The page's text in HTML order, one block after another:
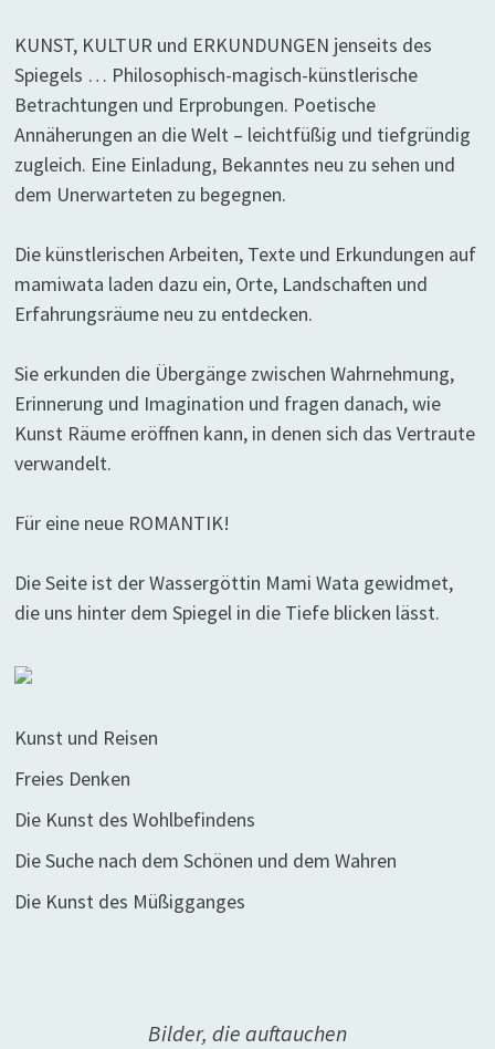
KUNST, KULTUR und ERKUNDUNGEN jenseits des
Spiegels … Philosophisch-magisch-künstlerische
Betrachtungen und Erprobungen. Poetische
Annäherungen an die Welt – leichtfüßig und tiefgründig
zugleich. Eine Einladung, Bekanntes neu zu sehen und
dem Unerwarteten zu begegnen.
Die künstlerischen Arbeiten, Texte und Erkundungen auf
mamiwata laden dazu ein, Orte, Landschaften und
Erfahrungsräume neu zu entdecken.
Sie erkunden die Übergänge zwischen Wahrnehmung,
Erinnerung und Imagination und fragen danach, wie
Kunst Räume eröffnen kann, in denen sich das Vertraute
verwandelt.
Für eine neue ROMANTIK!
Die Seite ist der Wassergöttin Mami Wata gewidmet,
die uns hinter dem Spiegel in die Tiefe blicken lässt.
Kunst und Reisen
Freies Denken
Die Kunst des Wohlbefindens
Die Suche nach dem Schönen und dem Wahren
Die Kunst des Müßigganges
Bilder, die auftauchen